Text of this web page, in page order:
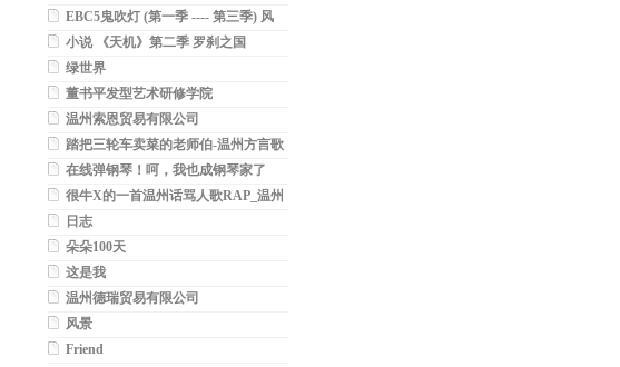
MP3...
EBC5鬼吹灯 (第一季 ---- 第三季) 风
帆...
小说 《天机》第二季 罗刹之国
mp3 下载
绿世界
董书平发型艺术研修学院
温州索恩贸易有限公司
踏把三轮车卖菜的老师伯-温州方言歌
曲-温州话歌曲
在线弹钢琴！呵，我也成钢琴家了
很牛X的一首温州话骂人歌RAP_温州
方言歌曲
日志
朵朵100天
这是我
温州德瑞贸易有限公司
风景
Friend